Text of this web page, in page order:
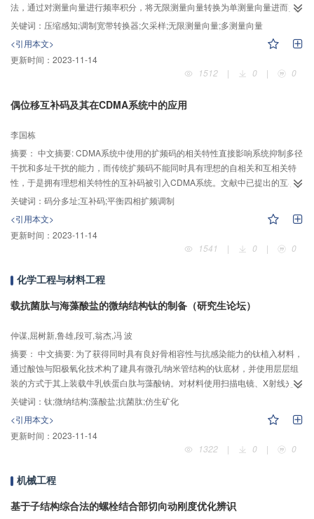
法，通过对测量向量进行频率积分，将无限测量向量转换为单测量向量进而实
现支撑集的恢复。该方法只需对频率积分便可实现无限测量向量到单测量向量
的转换，避免了以往方法中将无限测量向量转换为多测量向量时，矩阵特征分
解的高复杂度运算，而且，后续对单测量向量模型的求解也比以往算法中求解
多测量向量模型更简单快速。实验表明该方法在适当的采样数据量下至少可以
关键词： 压缩感知;调制宽带转换器;欠采样;无限测量向量;多测量向量
<引用本文>
更新时间： 2023-11-14
1512
| 0 | 0
偶位移互补码及其在CDMA系统中的应用
李国栋
摘要： 中文摘要: CDMA系统中使用的扩频码的相关特性直接影响系统抑制多径
干扰和多址干扰的能力，而传统扩频码不能同时具有理想的自相关和互相关特
性，于是拥有理想相关特性的互补码被引入CDMA系统。文献中已提出的互补
码为了保证理想相关特性，使得系统用户容量受到子码个数限制。为了提高用
户容量，作者受平衡四相扩频调制方案启发，提出了偶位移互补码，并给出了
构造方法。偶位移互补码可支持用户个数突破了子码个数的限制，达到了子码
个数的二倍。同时，在平衡四相扩频调制方案帮助下，偶位移互补码仍然能拥
有理想相关特性。仿真结果验证了基于偶位移互补码的CDMA系统能够有效的
关键词： 码分多址;互补码;平衡四相扩频调制
<引用本文>
更新时间： 2023-11-14
1541
| 0 | 0
化学工程与材料工程
载抗菌肽与海藻酸盐的微纳结构钛的制备（研究生论坛）
仲谋,屈树新,鲁雄,段可,翁杰,冯 波
摘要： 中文摘要: 为了获得同时具有良好骨相容性与抗感染能力的钛植入材料，
通过酸蚀与阳极氧化技术构了建具有微孔/纳米管结构的钛底材，并使用层层组
装的方式于其上装载牛乳铁蛋白肽与藻酸钠。对材料使用扫描电镜、X射线光电
子能谱分析、接触角测试进行表征，并使用紫外分光光度计检测载药量。通过
仿生矿化实验，分析了材料的生物矿化能力。实验结果表明，在较大电压下制
得的具有较大管径纳米管结构的样品能装载更多药物。各组材料均具有良好的
亲水性。同时载药样品具有促进生物矿化的性能。
关键词： 钛;微纳结构;藻酸盐;抗菌肽;仿生矿化
<引用本文>
更新时间： 2023-11-14
1322
| 0 | 0
机械工程
基于子结构综合法的螺栓结合部切向动刚度优化辨识